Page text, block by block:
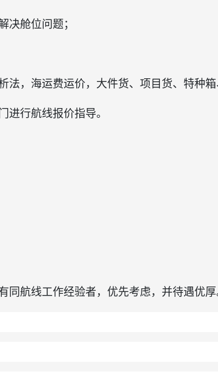
决舱位问题；
法，海运费运价，大件货、项目货、特种
进行航线报价指导。
同航线工作经验者，优先考虑，并待遇优